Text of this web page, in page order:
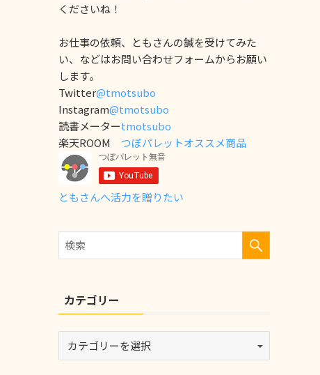
くださいね！
お仕事の依頼、ともさんの鍼を受けてみた
い、などはお問い合わせフォームからお願い
します。
Twitter@tmotsubo
Instagram@tmotsubo
読書メーターtmotsubo
楽天ROOM つぼパレットオススメ商品
ともさんへ活力を贈りたい
カテゴリー